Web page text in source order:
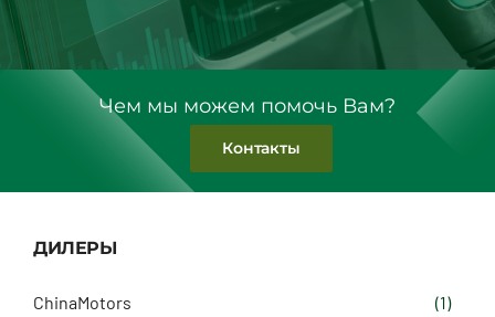
Чем мы можем помочь Вам?
Контакты
ДИЛЕРЫ
ChinaMotors (1)